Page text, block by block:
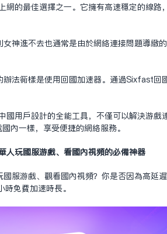
网的最佳选择之一。它拥有高速稳定的线
神进不去也通常是由于网络连接问题导致
法同样是使用回国加速器。通过Sixfast
用户设计的全能工具，不仅可以解决游
内一样，享受便捷的网络服务。
人玩国服游戏、看国内视频的必备神器
服游戏、观看国内视频？你是否因为高
免费加速时长。